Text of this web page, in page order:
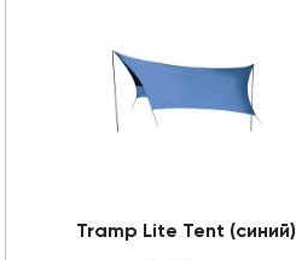
Tramp Lite Tent (синий)